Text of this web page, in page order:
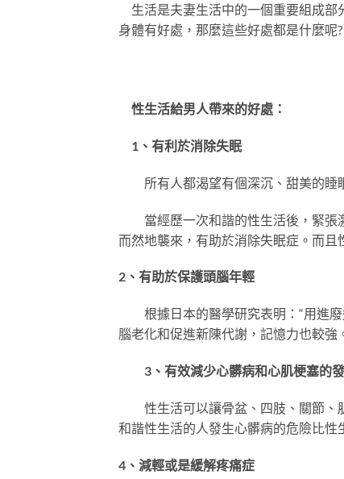
生活是夫妻生活中的一個重要組成部
身體有好處，那麼這些好處都是什麼呢?
性生活給男人帶來的好處：
1、有利於消除失眠
所有人都渴望有個深沉、甜美的睡
當經歷一次和諧的性生活後，緊張
而然地襲來，有助於消除失眠症。而且
2、有助於保護頭腦年輕
根據日本的醫學研究表明：“用進廢
腦老化和促進新陳代謝，記憶力也較強
3、有效減少心髒病和心肌梗塞的
性生活可以讓骨盆、四肢、關節、
和諧性生活的人發生心髒病的危險比性
4、減輕或是緩解疼痛症